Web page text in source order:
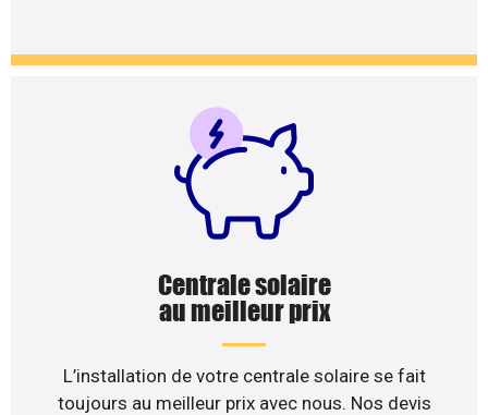
Centrale solaire
au meilleur prix
L’installation de votre centrale solaire se fait
toujours au meilleur prix avec nous. Nos devis